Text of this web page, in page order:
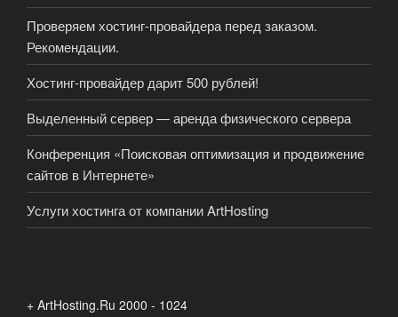
Проверяем хостинг-провайдера перед заказом.
Рекомендации.
Хостинг-провайдер дарит 500 рублей!
Выделенный сервер — аренда физического сервера
Конференция «Поисковая оптимизация и продвижение
сайтов в Интернете»
Услуги хостинга от компании ArtHosting
+ ArtHosting.Ru 2000 - 1024